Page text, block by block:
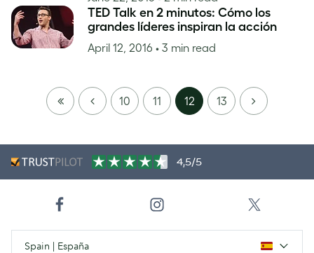
TED Talk en 2 minutos: Cómo los
grandes líderes inspiran la acción
April 12, 2016 • 3 min read
FIRST
PAGE
PREVIOUS
10 11 12 13 NEXT
4,5/5
Spain | España